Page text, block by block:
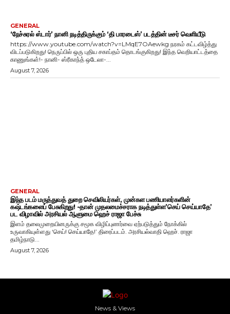
GENERAL
‘நேச்சுரல் ஸ்டார்’ நானி நடித்திருக்கும் ‘தி பாரடைஸ்’ படத்தின் டீசர் வெளியீடு
https://www.youtube.com/watch?v=LMqE7OAewkg நரகம் கட்டவிழ்த்து
விடப்படுகிறது! நெருப்பில் ஒரு புதிய சகாப்தம் தொடங்குகிறது! இந்த வெறியாட்டத்தை
காணுங்கள்!- நானி- ஸ்ரீகாந்த் ஒடேலா-...
August 7, 2026
GENERAL
இந்த படம் மருத்துவத் துறை செவிலியர்கள், முன்கள பணியாளர்களின்
கஷ்டங்களைப் பேசுகிறது! -தான் முதலமைச்சராக நடித்துள்ள’செய் செய்யாதே’
பட விழாவில் அரசியல் ஆளுமை ஹெச் ராஜா பேச்சு
இளம் தலைமுறையினருக்கு சமூக விழிப்புணர்வை ஏற்படுத்தும் நோக்கில்
உருவாகியுள்ளது ‘செய்! செய்யாதே!’ திரைப்படம். அரசியல்வாதி ஹெச். ராஜா
தமிழ்நாடு...
August 7, 2026
News & Views